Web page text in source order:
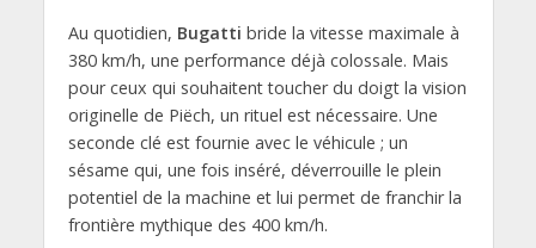
Au quotidien, Bugatti bride la vitesse maximale à
380 km/h, une performance déjà colossale. Mais
pour ceux qui souhaitent toucher du doigt la vision
originelle de Piëch, un rituel est nécessaire. Une
seconde clé est fournie avec le véhicule ; un
sésame qui, une fois inséré, déverrouille le plein
potentiel de la machine et lui permet de franchir la
frontière mythique des 400 km/h.